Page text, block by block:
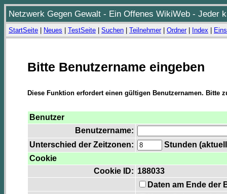
Netzwerk Gegen Gewalt - Ein Offenes WikiWeb - Jeder
StartSeite Neues TestSeite Suchen Teilnehmer| Ordner| Index
Bitte Benutzername eingeben
Diese Funktion erfordert einen gültigen Benutzernamen. Bitte
Benutzer
Benutzername:
Unterschied der Zeitzonen:
Stunden
Cookie
Cookie ID: 188033
Daten am Ende der